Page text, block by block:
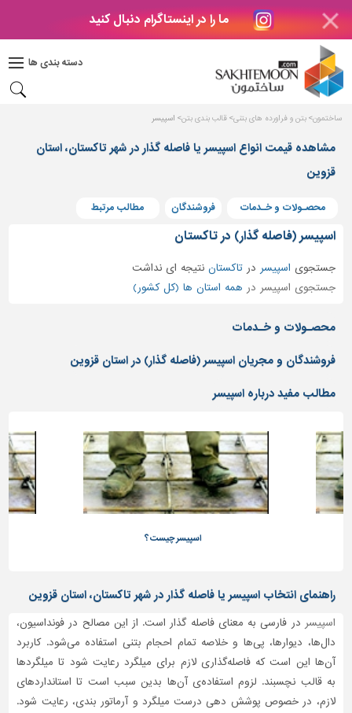
ما را در اینستاگرام دنبال کنید
دسته بندی ها
دکوراسیون
بتن
های
بتنی
پنجره
مصالح
پله،
نرده
حفاظ
دیوارپوش،
و
سرویس
بهداشتی
ابزار،یراق
محوطه
سازی
و
نما
ساخت
ساز
ساختمون بتن و فراورده های بتنی قالب بندی بتن اسپیسر
مشاهده قیمت انواع اسپیسر یا فاصله گذار در شهر تاکستان، استان
قزوین
محصـولات و خـدمات فروشندگان مطالب مرتبط
اسپیسر (فاصله گذار) در تاکستان
جستجوی اسپیسر درتاکستان نتیجه ای نداشت
جستجوی اسپیسر در همه استان ها (کل کشور)
محصـولات و خـدمات
فروشندگان و مجریان اسپیسر (فاصله گذار) در استان قزوین
مطالب مفید درباره اسپیسر
اسپیسر چیست؟
راهنمای انتخاب اسپیسر یا فاصله گذار در شهر تاکستان، استان قزوین
اسپیسر در فارسی به معنای فاصله گذار است. از این مصالح در فونداسیون،
دال‌ها، دیوارها، پی‌ها و خلاصه تمام احجام بتنی استفاده می‌شود. کاربرد
آن‌ها این است که فاصله‌گذاری لازم برای میلگرد رعایت شود تا میلگرد‌ها
به قالب نچسبند. لزوم استفاده‌ی آن‌ها بدین سبب است تا استانداردهای
لازم، در خصوص پوشش دهی درست میلگرد و آرماتور بندی، رعایت شود.